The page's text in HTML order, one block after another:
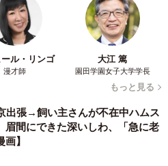
ル・リンゴ
漫才師
大江 篤
園田学園女子大学学長
もっと見る
出張→飼い主さんが不在中ハムス
間にできた深いしわ、「急に老
】